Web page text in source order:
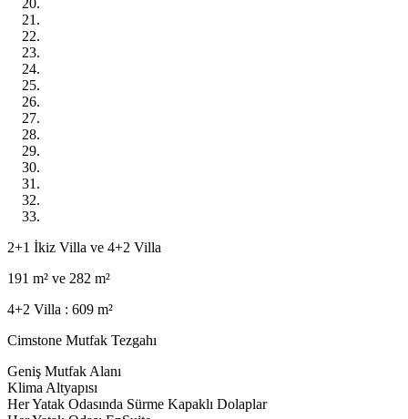
2+1 İkiz Villa ve 4+2 Villa
191 m² ve 282 m²
4+2 Villa : 609 m²
Cimstone Mutfak Tezgahı
Geniş Mutfak Alanı
Klima Altyapısı
Her Yatak Odasında Sürme Kapaklı Dolaplar